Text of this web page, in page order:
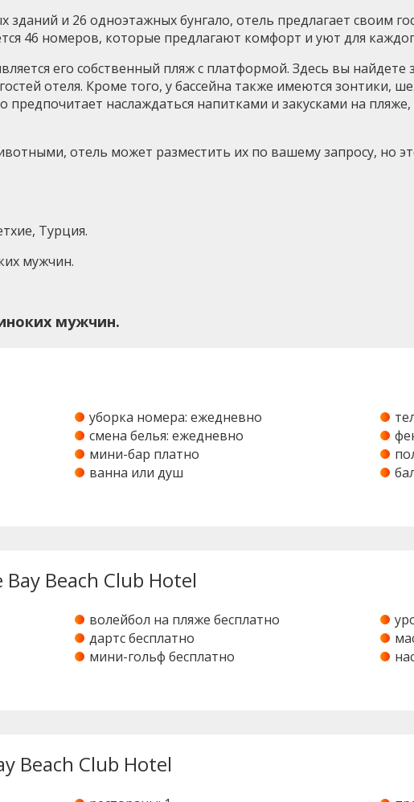
зданий и 26 одноэтажных бунгало, отель предлагает своим
46 номеров, которые предлагают комфорт и уют для
его собственный пляж с платформой. Здесь вы
отеля. Кроме того, у бассейна также имеются зонтики,
предпочитает наслаждаться напитками и закусками на
отель может разместить их по вашему запросу, но
Турция.
мужчин.
мужчин.
уборка номера: ежедневно
смена белья: ежедневно
мини-бар платно
ванна или душ
Beach Club Hotel
волейбол на пляже бесплатно
дартс бесплатно
мини-гольф бесплатно
Beach Club Hotel